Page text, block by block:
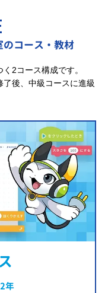
コース・教材
2コース構成です。
後、中級コースに進級
年